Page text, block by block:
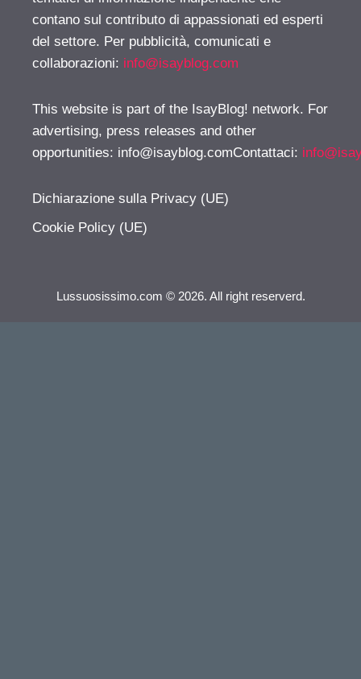
contano sul contributo di appassionati ed esperti
del settore. Per pubblicità, comunicati e
collaborazioni: info@isayblog.com
This website is part of the IsayBlog! network. For
advertising, press releases and other
opportunities: info@isayblog.comContattaci:
Dichiarazione sulla Privacy (UE)
Cookie Policy (UE)
Lussuosissimo.com © 2026. All right reserverd.